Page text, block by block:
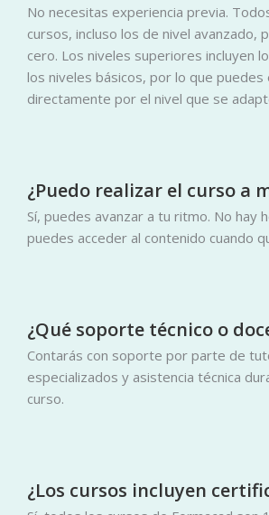
No necesitas experiencia previa.
cursos, incluso los de nivel avanzado,
cero. Los niveles superiores incluyen
los niveles básicos, por lo que puedes
directamente por el nivel que se
¿Puedo realizar el curso a
Sí, puedes avanzar a tu ritmo. No hay
puedes acceder al contenido cuando
¿Qué soporte técnico o
Contarás con soporte por parte de
especializados y asistencia técnica
curso.
¿Los cursos incluyen